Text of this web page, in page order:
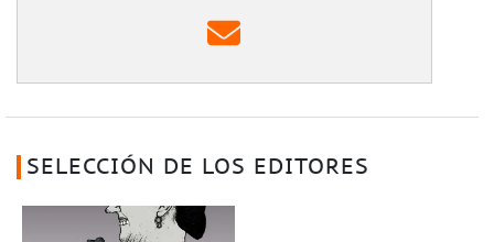
SELECCIÓN DE LOS EDITORES